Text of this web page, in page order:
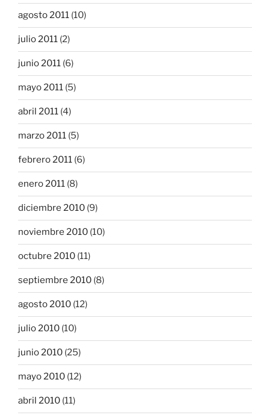
agosto 2011 (10)
julio 2011 (2)
junio 2011 (6)
mayo 2011 (5)
abril 2011 (4)
marzo 2011 (5)
febrero 2011 (6)
enero 2011 (8)
diciembre 2010 (9)
noviembre 2010 (10)
octubre 2010 (11)
septiembre 2010 (8)
agosto 2010 (12)
julio 2010 (10)
junio 2010 (25)
mayo 2010 (12)
abril 2010 (11)